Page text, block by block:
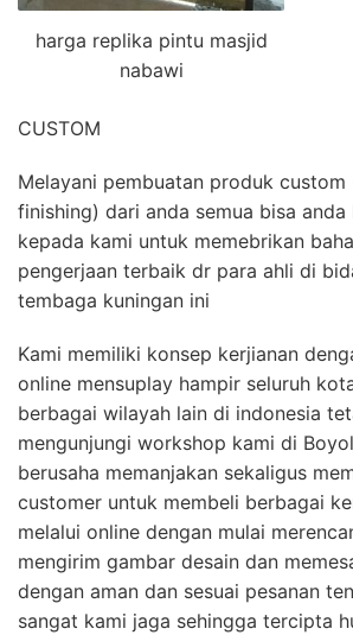
harga replika pintu masjid
nabawi
CUSTOM
Melayani pembuatan produk custom
finishing) dari anda semua bisa
kepada kami untuk memebrikan
pengerjaan terbaik dr para ahli di
tembaga kuningan ini
Kami memiliki konsep kerjianan
online mensuplay hampir seluruh
berbagai wilayah lain di indonesia
mengunjungi workshop kami di
berusaha memanjakan sekaligus
customer untuk membeli berbagai
melalui online dengan mulai
mengirim gambar desain dan
dengan aman dan sesuai pesanan
sangat kami jaga sehingga tercipta